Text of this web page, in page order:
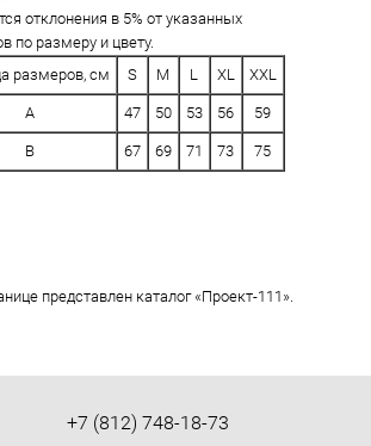
отклонения в 5% от указанных
по размеру и цвету.
размеров, см
S M L XL XXL
A 47 50 53 56 59
B 67 69 71 73 75
представлен каталог «Проект-111».
+7 (812) 748-18-73